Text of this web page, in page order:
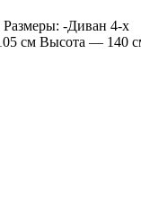
-Диван 4-х
см Высота — 140